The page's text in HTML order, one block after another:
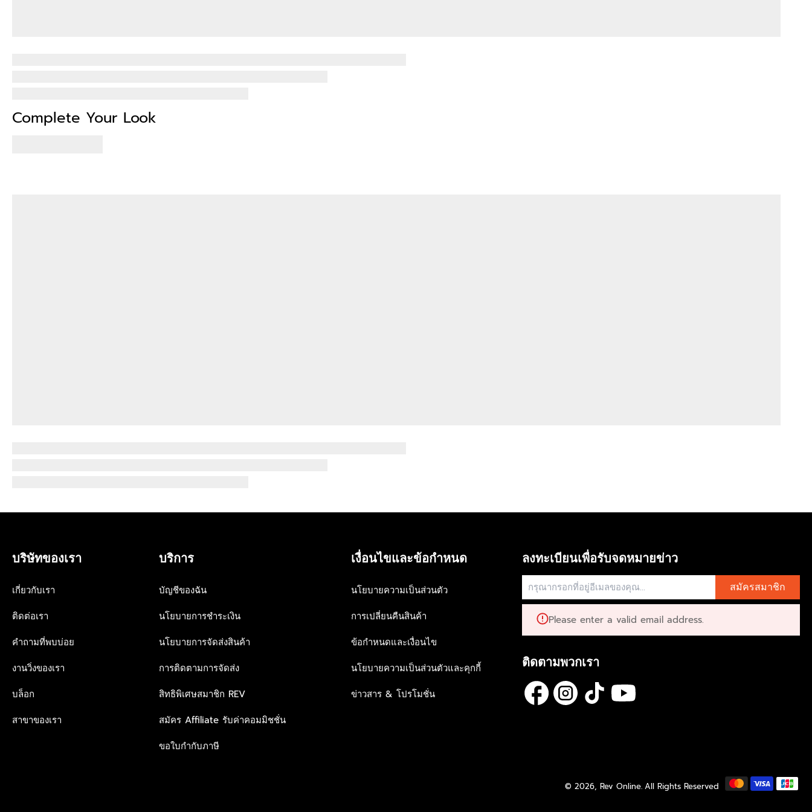
Complete Your Look
บริษัทของเรา
เกี่ยวกับเรา
ติดต่อเรา
คำถามที่พบบ่อย
งานวิ่งของเรา
บล็อก
สาขาของเรา
บริการ
บัญชีของฉัน
นโยบายการชำระเงิน
นโยบายการจัดส่งสินค้า
การติดตามการจัดส่ง
สิทธิพิเศษสมาชิก REV
สมัคร Affiliate รับค่าคอมมิชชั่น
ขอใบกำกับภาษี
เงื่อนไขและข้อกำหนด
นโยบายความเป็นส่วนตัว
การเปลี่ยนคืนสินค้า
ข้อกำหนดและเงื่อนไข
นโยบายความเป็นส่วนตัวและคุกกี้
ข่าวสาร & โปรโมชั่น
ลงทะเบียนเพื่อรับจดหมายข่าว
สมัครสมาชิก
Please enter a valid email address.
ติดตามพวกเรา
© 2026, Rev Online. All Rights Reserved